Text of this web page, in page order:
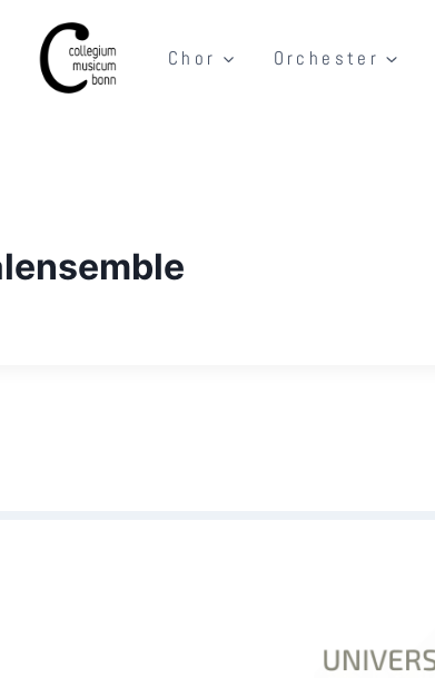
Chor Orchester